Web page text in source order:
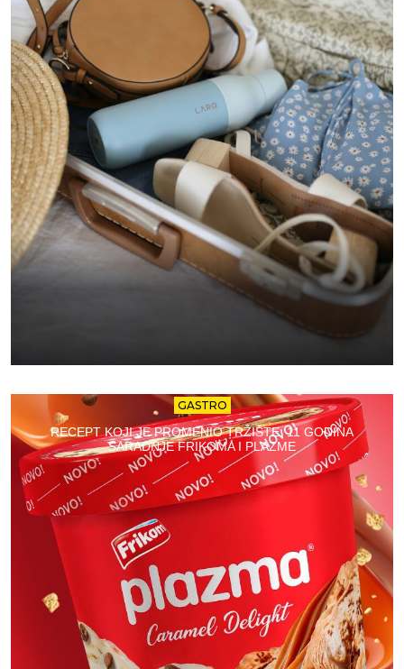
GASTRO
RECEPT KOJI JE PROMENIO TRŽIŠTE: 11 GODINA
SARADNJE FRIKOMA I PLAZME